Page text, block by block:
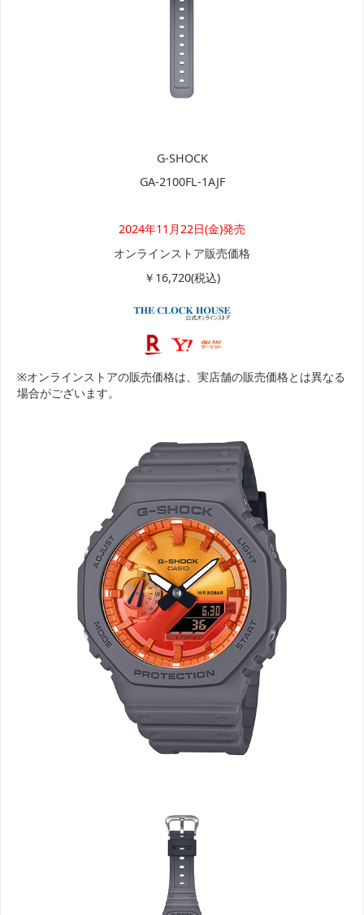
G-SHOCK
GA-2100FL-1AJF
2024年11月22日(金)発売
オンラインストア販売価格
￥16,720(税込)
※オンラインストアの販売価格は、実店舗の販売価格とは異なる
場合がございます。